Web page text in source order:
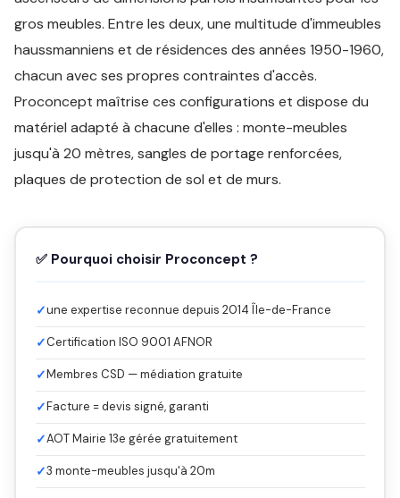
gros meubles. Entre les deux, une multitude d'immeubles
haussmanniens et de résidences des années 1950-1960,
chacun avec ses propres contraintes d'accès.
Proconcept maîtrise ces configurations et dispose du
matériel adapté à chacune d'elles : monte-meubles
jusqu'à 20 mètres, sangles de portage renforcées,
plaques de protection de sol et de murs.
✅ Pourquoi choisir Proconcept ?
✓une expertise reconnue depuis 2014 Île-de-France
✓Certification ISO 9001 AFNOR
✓Membres CSD — médiation gratuite
✓Facture = devis signé, garanti
✓AOT Mairie 13e gérée gratuitement
✓3 monte-meubles jusqu'à 20m